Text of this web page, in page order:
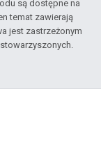
są dostępne na
temat zawierają
jest zastrzeżonym